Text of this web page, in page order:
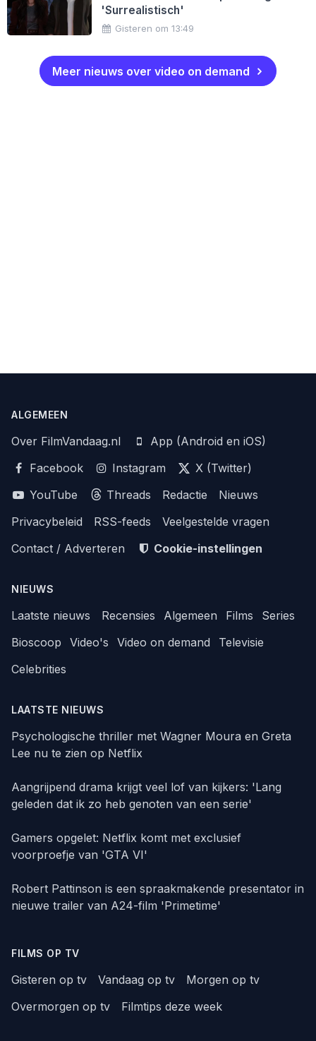
'Surrealistisch'
Gisteren om 13:49
Meer nieuws over video on demand
ALGEMEEN
Over FilmVandaag.nl
App (Android en iOS)
Facebook
Instagram
X (Twitter)
YouTube
Threads Redactie
Nieuws
Privacybeleid
RSS-feeds
Veelgestelde vragen
Contact / Adverteren
Cookie-instellingen
NIEUWS
Laatste nieuws Recensies Algemeen Films
Series
Bioscoop
Video's Video on demand
Televisie
Celebrities
LAATSTE NIEUWS
Psychologische thriller met Wagner Moura en Greta
Lee nu te zien op Netflix
Aangrijpend drama krijgt veel lof van kijkers: 'Lang
geleden dat ik zo heb genoten van een serie'
Gamers opgelet: Netflix komt met exclusief
voorproefje van 'GTA VI'
Robert Pattinson is een spraakmakende presentator in
nieuwe trailer van A24-film 'Primetime'
FILMS OP TV
Gisteren op tv Vandaag op tv
Morgen op tv
Overmorgen op tv
Filmtips deze week